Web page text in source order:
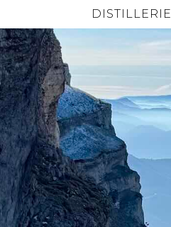
DISTILLERIE